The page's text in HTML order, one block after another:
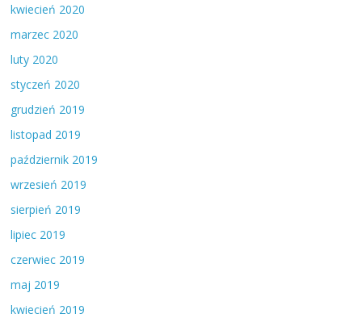
kwiecień 2020
marzec 2020
luty 2020
styczeń 2020
grudzień 2019
listopad 2019
październik 2019
wrzesień 2019
sierpień 2019
lipiec 2019
czerwiec 2019
maj 2019
kwiecień 2019